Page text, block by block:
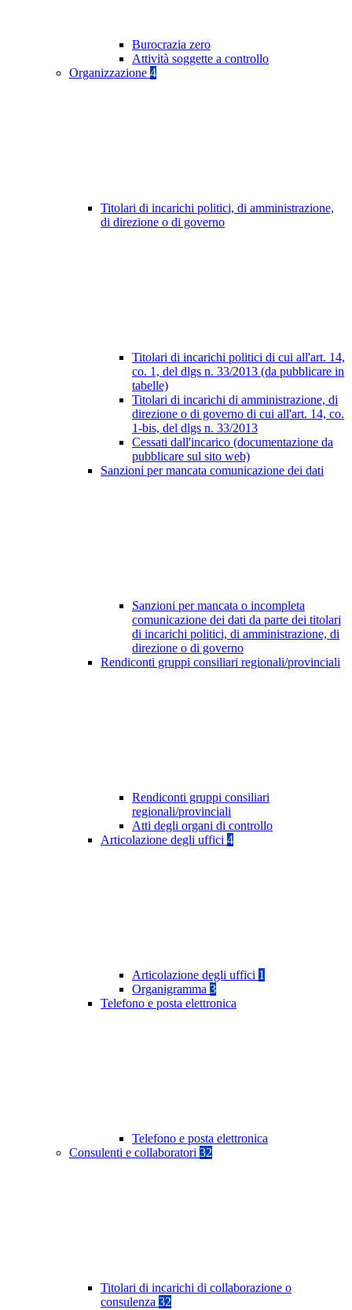
Burocrazia zero
Attività soggette a controllo
Organizzazione 4
Titolari di incarichi politici, di amministrazione,
di direzione o di governo
Titolari di incarichi politici di cui all'art. 14,
co. 1, del dlgs n. 33/2013 (da pubblicare in
tabelle)
Titolari di incarichi di amministrazione, di
direzione o di governo di cui all'art. 14, co.
1-bis, del dlgs n. 33/2013
Cessati dall'incarico (documentazione da
pubblicare sul sito web)
Sanzioni per mancata comunicazione dei dati
Sanzioni per mancata o incompleta
comunicazione dei dati da parte dei titolari
di incarichi politici, di amministrazione, di
direzione o di governo
Rendiconti gruppi consiliari regionali/provinciali
Rendiconti gruppi consiliari
regionali/provinciali
Atti degli organi di controllo
Articolazione degli uffici 4
Articolazione degli uffici 1
Organigramma 3
Telefono e posta elettronica
Telefono e posta elettronica
Consulenti e collaboratori 32
Titolari di incarichi di collaborazione o
consulenza 32